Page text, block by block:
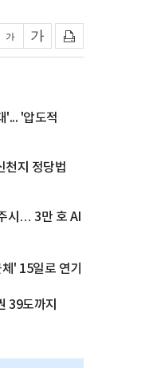
'... '압도적
지 정당법
시… 3만 호 AI
' 15일로 연기
39도까지